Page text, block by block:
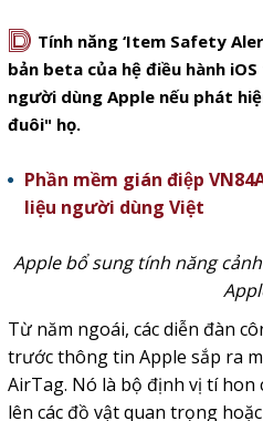
D Tính năng ‘Item Safety
bản beta của hệ điều hành
người dùng Apple nếu phát
đuôi" họ.
Phần mềm gián điệp
liệu người dùng Việt
Apple bổ sung tính năng
Từ năm ngoái, các diễn đàn
trước thông tin Apple sắp ra
AirTag. Nó là bộ định vị tí
lên các đồ vật quan trọng